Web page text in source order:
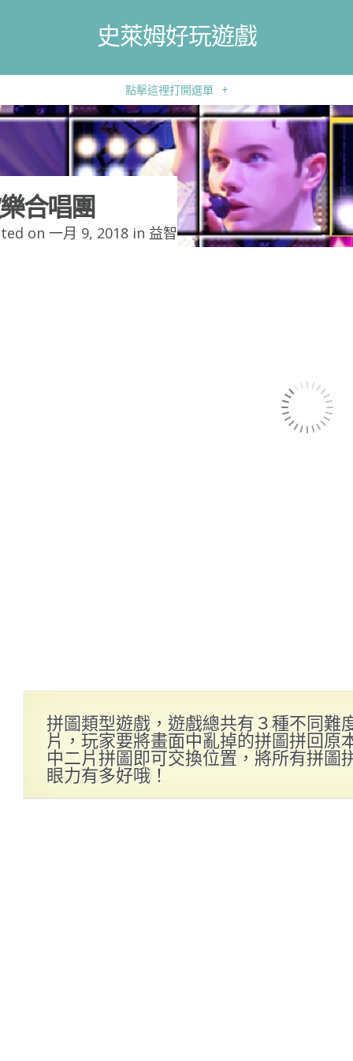
史萊姆好玩遊戲
點擊這裡打開選單 +
合唱團
on 一月 9, 2018 in 益智
拼圖類型遊戲，遊戲總共有３種不同難
片，玩家要將畫面中亂掉的拼圖拼回原
中二片拼圖即可交換位置，將所有拼圖
眼力有多好哦！